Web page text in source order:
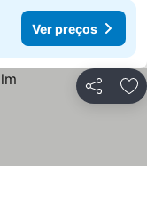
Ver preços
Partilhar